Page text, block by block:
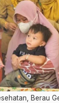
Berau